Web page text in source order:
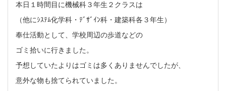
本日１時間目に機械科３年生２クラスは
（他にｼｽﾃﾑ化学科・ﾃﾞｻﾞｲﾝ科・建築科各３年生）
奉仕活動として、学校周辺の歩道などの
ゴミ拾いに行きました。
予想していたよりはゴミは多くありませんでしたが、
意外な物も捨てられていました。